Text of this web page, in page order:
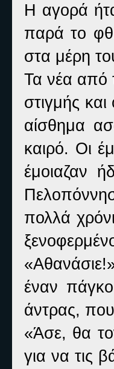
Η αγορά
παρά το
στα μέρη
Τα νέα από
στιγμής
αίσθημα
καιρό. Οι
έμοιαζαν
πολλά
έναν
άντρας,
«Άσε, θα
για να τις